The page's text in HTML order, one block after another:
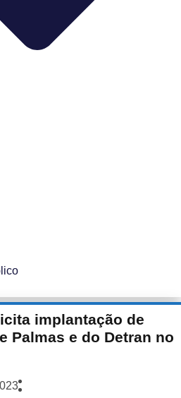
implantação de
Palmas e do Detran no